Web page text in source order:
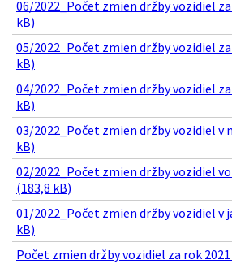
06/2022_Počet zmien držby vozidiel za
kB)
05/2022_Počet zmien držby vozidiel
kB)
04/2022_Počet zmien držby vozidiel
kB)
03/2022_Počet zmien držby vozidiel v
kB)
02/2022_Počet zmien držby vozidiel
(183,8 kB)
01/2022_Počet zmien držby vozidiel v
kB)
Počet zmien držby vozidiel za rok 2021